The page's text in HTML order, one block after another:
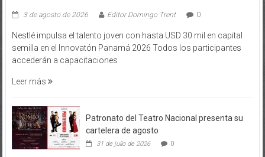
3 de agosto de 2026 Editor Domingo Trent 0
Nestlé impulsa el talento joven con hasta USD 30 mil en capital
semilla en el Innovatón Panamá 2026 Todos los participantes
accederán a capacitaciones
Leer más
Patronato del Teatro Nacional presenta su
cartelera de agosto
31 de julio de 2026 0